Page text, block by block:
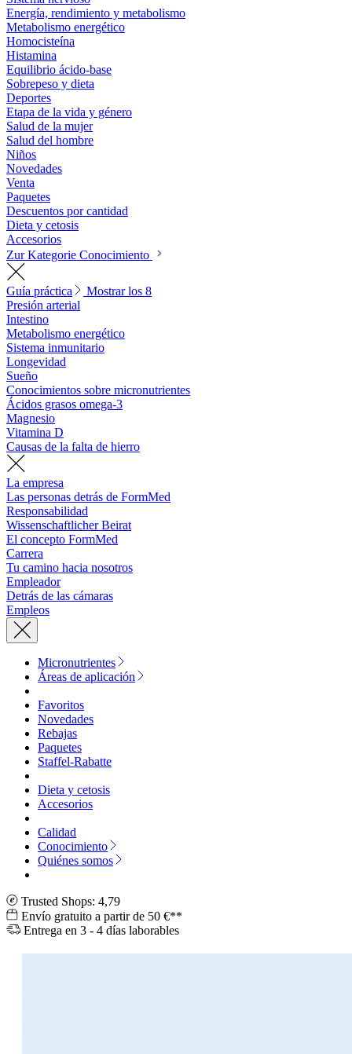
Energía, rendimiento y metabolismo
Metabolismo energético
Homocisteína
Histamina
Equilibrio ácido-base
Sobrepeso y dieta
Deportes
Etapa de la vida y género
Salud de la mujer
Salud del hombre
Niños
Novedades
Venta
Paquetes
Descuentos por cantidad
Dieta y cetosis
Accesorios
Zur Kategorie Conocimiento
Guía práctica
Mostrar los 8
Presión arterial
Intestino
Metabolismo energético
Sistema inmunitario
Longevidad
Sueño
Conocimientos sobre micronutrientes
Ácidos grasos omega-3
Magnesio
Vitamina D
Causas de la falta de hierro
La empresa
Las personas detrás de FormMed
Responsabilidad
Wissenschaftlicher Beirat
El concepto FormMed
Carrera
Tu camino hacia nosotros
Empleador
Detrás de las cámaras
Empleos
Micronutrientes
Áreas de aplicación
Favoritos
Novedades
Rebajas
Paquetes
Staffel-Rabatte
Dieta y cetosis
Accesorios
Calidad
Conocimiento
Quiénes somos
Trusted Shops: 4,79
Envío gratuito a partir de 50 €**
Entrega en 3 - 4 días laborables